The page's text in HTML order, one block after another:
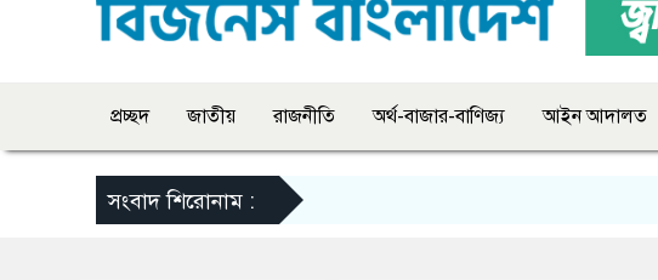
প্রচ্ছদ জাতীয় রাজনীতি অর্থ-বাজার-বাণিজ্য আইন আদালত
সংবাদ শিরোনাম :